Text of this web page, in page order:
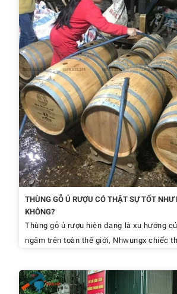
THÙNG GỖ Ủ RƯỢU CÓ THẬT SỰ TỐT NHƯ
KHÔNG?
Thùng gỗ ủ rượu hiện đang là xu hướng
ngâm trên toàn thế giới, Nhwungx chiếc